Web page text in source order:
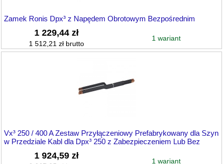
Zamek Ronis Dpx³ z Napędem Obrotowym Bezpośrednim
1 229,44 zł
1 512,21 zł brutto
1 wariant
Vx³ 250 / 400 A Zestaw Przyłączeniowy Prefabrykowany dla Szyn
w Przedziale Kabl dla Dpx³ 250 z Zabezpieczeniem Lub Bez
1 924,59 zł
1 wariant